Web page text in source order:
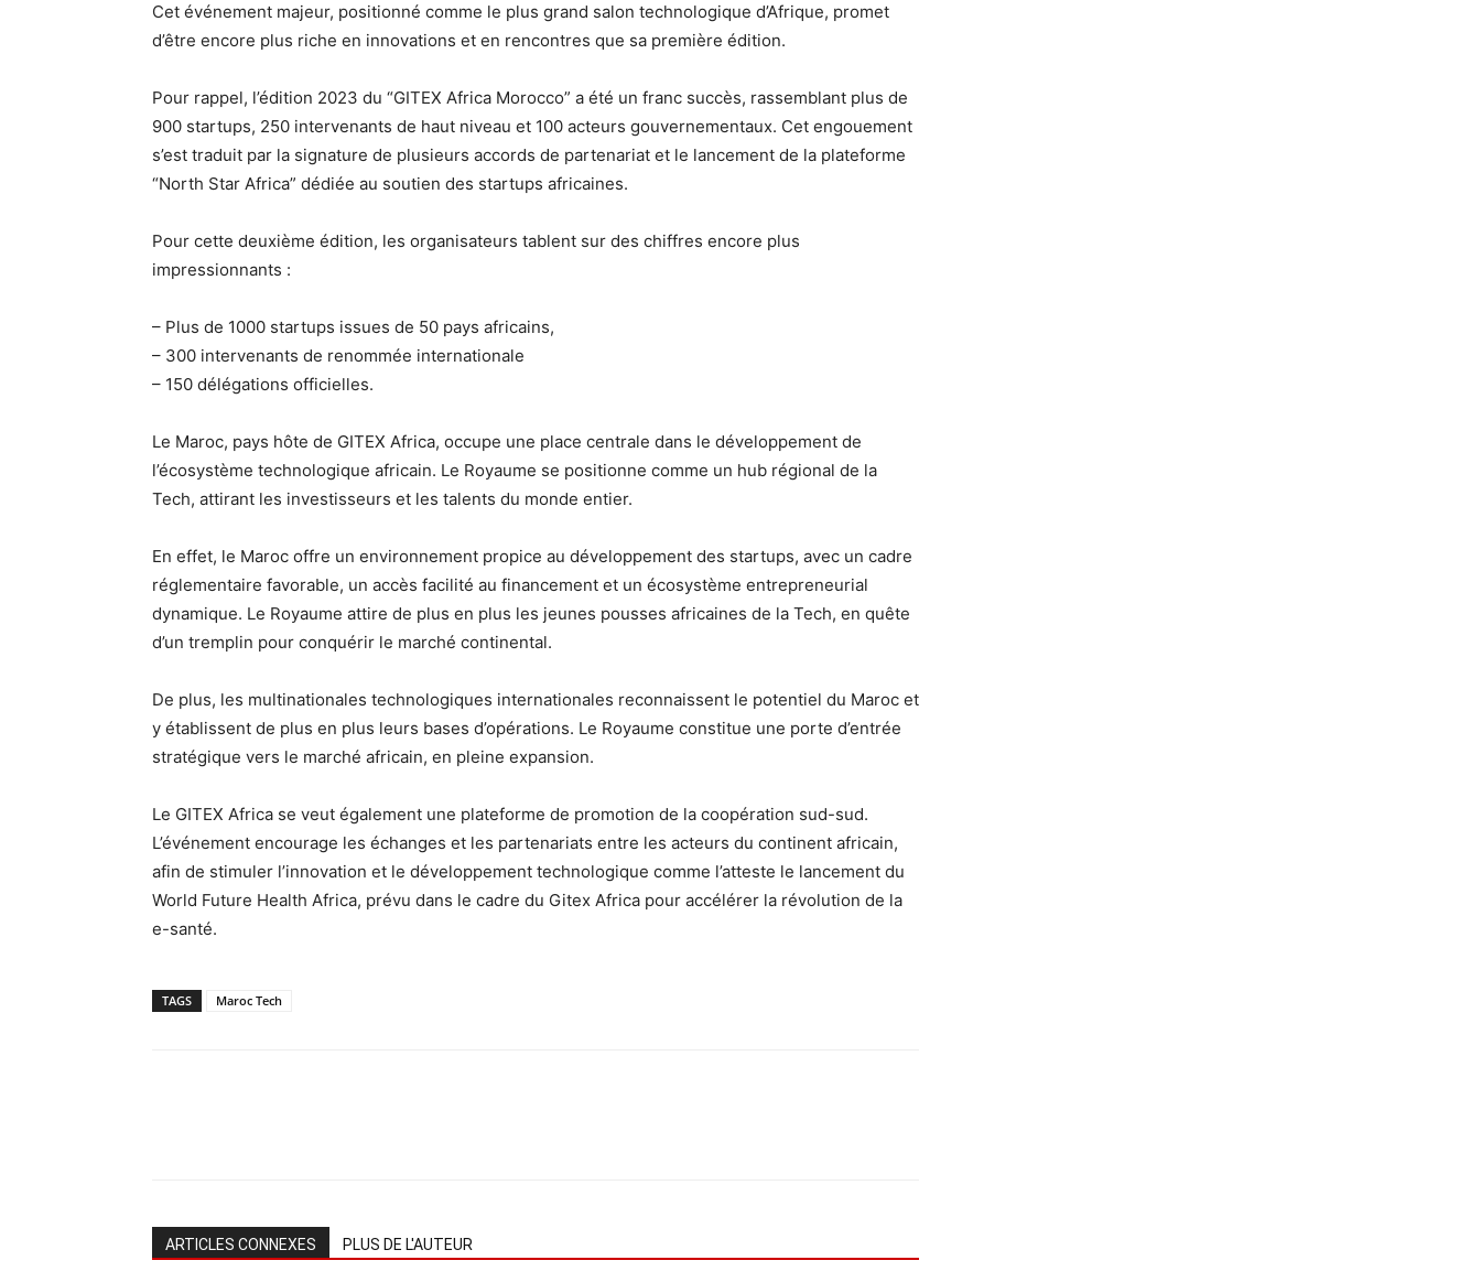
Cet événement majeur, positionné comme le plus grand salon technologique d’Afrique, promet
d’être encore plus riche en innovations et en rencontres que sa première édition.
Pour rappel, l’édition 2023 du “GITEX Africa Morocco” a été un franc succès, rassemblant plus de
900 startups, 250 intervenants de haut niveau et 100 acteurs gouvernementaux. Cet engouement
s’est traduit par la signature de plusieurs accords de partenariat et le lancement de la plateforme
“North Star Africa” dédiée au soutien des startups africaines.
Pour cette deuxième édition, les organisateurs tablent sur des chiffres encore plus
impressionnants :
– Plus de 1000 startups issues de 50 pays africains,
– 300 intervenants de renommée internationale
– 150 délégations officielles.
Le Maroc, pays hôte de GITEX Africa, occupe une place centrale dans le développement de
l’écosystème technologique africain. Le Royaume se positionne comme un hub régional de la
Tech, attirant les investisseurs et les talents du monde entier.
En effet, le Maroc offre un environnement propice au développement des startups, avec un cadre
réglementaire favorable, un accès facilité au financement et un écosystème entrepreneurial
dynamique. Le Royaume attire de plus en plus les jeunes pousses africaines de la Tech, en quête
d’un tremplin pour conquérir le marché continental.
De plus, les multinationales technologiques internationales reconnaissent le potentiel du Maroc et
y établissent de plus en plus leurs bases d’opérations. Le Royaume constitue une porte d’entrée
stratégique vers le marché africain, en pleine expansion.
Le GITEX Africa se veut également une plateforme de promotion de la coopération sud-sud.
L’événement encourage les échanges et les partenariats entre les acteurs du continent africain,
afin de stimuler l’innovation et le développement technologique comme l’atteste le lancement du
World Future Health Africa, prévu dans le cadre du Gitex Africa pour accélérer la révolution de la
e-santé.
TAGS Maroc Tech
ARTICLES CONNEXES PLUS DE L'AUTEUR